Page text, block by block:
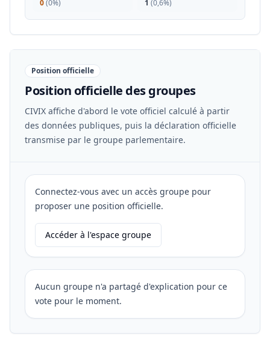
0(0%)
1 (0,6%)
Position officielle
Position officielle des groupes
CIVIX affiche d'abord le vote officiel calculé à partir
des données publiques, puis la déclaration officielle
transmise par le groupe parlementaire.
Connectez-vous avec un accès groupe pour
proposer une position officielle.
Accéder à l'espace groupe
Aucun groupe n'a partagé d'explication pour ce
vote pour le moment.